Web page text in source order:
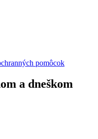
pomôcok
a dneškom